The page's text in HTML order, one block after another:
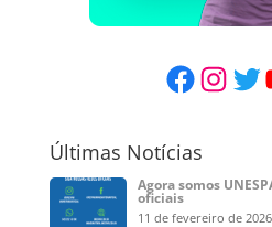
Últimas Notícias
Agora somos
oficiais
11 de fevereiro de 2026